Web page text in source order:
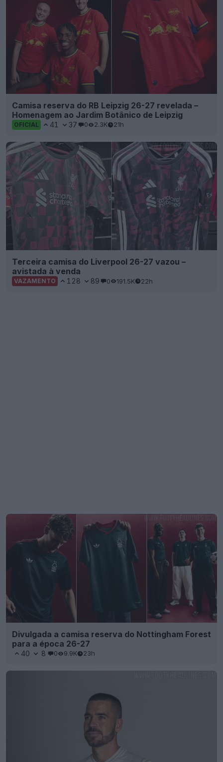
Camisa reserva do RB Leipzig 26-27 revelada –
Homenagem ao Jardim Botânico de Leipzig
OFICIAL 41 37 0 2.3K 21h
Terceira camisa do Liverpool 26-27 vazou –
avistada à venda
VAZAMENTO 128 89 0 191.5K 22h
Divulgada a camisa reserva do Nottingham Forest
para a época 26-27
40 8 0 9.9K 23h